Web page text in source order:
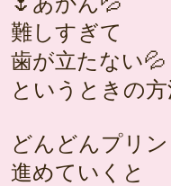
難しすぎて
歯が立たない💦
というときの方
どんどんプリ
進めていくと